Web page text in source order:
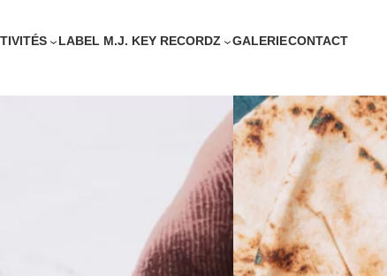
LABEL M.J. KEY RECORDZ GALERIECONTACT